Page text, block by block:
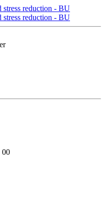
reduction - BU
reduction - BU
00